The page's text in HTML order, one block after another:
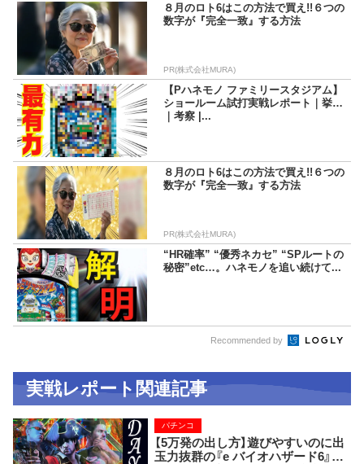
８月のロト6はこの方法で買え!!６つの
数字が『完全一致』する方法
PR(株式会社MURA)
【Pハネモノ ファミリースタジアム】
ショールーム試打実戦レポート｜挙動
｜考察 |...
８月のロト6はこの方法で買え!!６つの
数字が『完全一致』する方法
PR(株式会社MURA)
“HR確率” “優秀ネカセ” “SPルートの
秘密”etc…。ハネモノを追い続けて...
Recommended by
実戦レポート関連記事
【5万発の出し方】遊びやすいのに出
玉力抜群の『e バイオハザード6』で
パチンコ